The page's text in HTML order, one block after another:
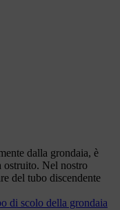
dalla grondaia, è
ostruito. Nel nostro
del tubo discendente
di scolo della grondaia